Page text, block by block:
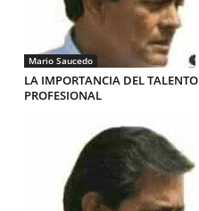
Mario Saucedo
LA IMPORTANCIA DEL TALENTO
PROFESIONAL